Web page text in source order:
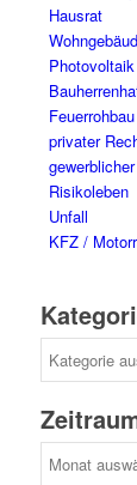
Hausrat
Photovoltaik
Feuerrohbau
privater
Risikoleben
Unfall
KFZ /